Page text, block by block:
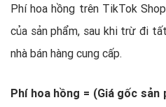
Phí hoa hồng trên TikTok
của sản phẩm, sau khi trừ đi
nhà bán hàng cung cấp.
Phí hoa hồng = (Giá gốc sản